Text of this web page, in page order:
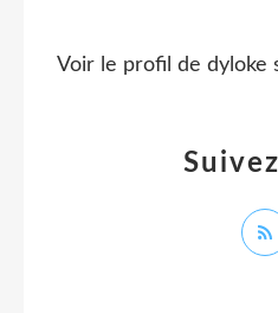
Voir le profil de dyloke